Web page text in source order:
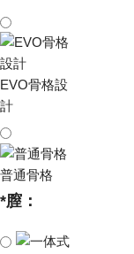
EVO骨格設
計
普通骨格
*膣：